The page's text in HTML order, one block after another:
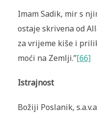
Imam Sadik, mir s
ostaje skrivena od
za vrijeme kiše i
moći na Zemlji.”[66]
Istrajnost
Božiji Poslanik,